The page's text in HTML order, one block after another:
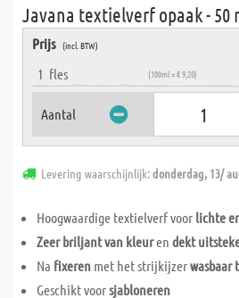
Javana textielverf opaak - 50
Prijs (incl. BTW)
1 fles (100ml = € 9,20)
Aantal
Levering waarschijnlijk:donderdag, 13/
Hoogwaardige textielverf voor lichte
Zeer briljant van kleuren dekt
Na fixeren met het strijkijzerwasbaar
Geschikt voorsjabloneren